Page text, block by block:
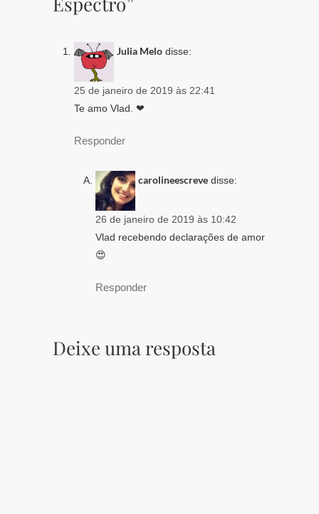
Julia Melo disse:
25 de janeiro de 2019 às 22:41
Te amo Vlad. ❤
Responder
carolineescreve disse:
26 de janeiro de 2019 às 10:42
Vlad recebendo declarações de amor
😍
Responder
Deixe uma resposta